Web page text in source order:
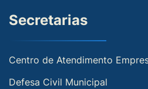
Secretarias
Centro de Atendimento
Defesa Civil Municipal